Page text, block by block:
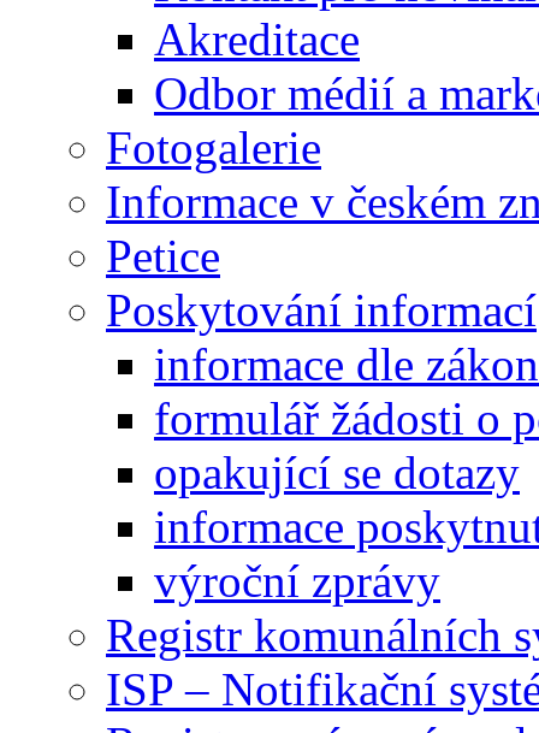
Akreditace
Odbor médií a
Fotogalerie
Informace v českém
Petice
Poskytování informací
informace dle
formulář žádosti o
opakující se dotazy
informace
výroční zprávy
Registr komunálních
ISP – Notifikační